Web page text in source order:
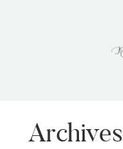
Archives
PORTFOLIO